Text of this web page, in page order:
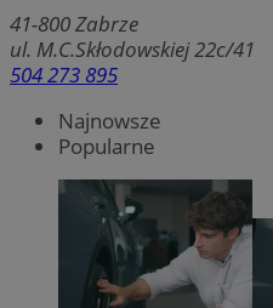
41-800Zabrze
ul. M.C.Skłodowskiej 22c/41
504 273 895
Najnowsze
Popularne